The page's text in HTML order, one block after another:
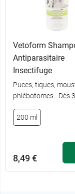
Vetoform
Antiparasitaire
Insectifuge
Puces, tiques,
phlébotomes - Dès
200 ml
8,49 €